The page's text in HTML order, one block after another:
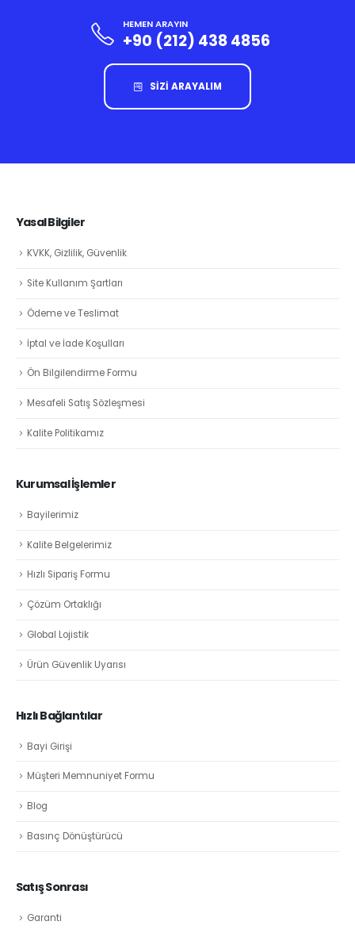
HEMEN ARAYIN
+90 (212) 438 4856
SİZİ ARAYALIM
Yasal Bilgiler
KVKK, Gizlilik, Güvenlik
Site Kullanım Şartları
Ödeme ve Teslimat
İptal ve İade Koşulları
Ön Bilgilendirme Formu
Mesafeli Satış Sözleşmesi
Kalite Politikamız
Kurumsal İşlemler
Bayilerimiz
Kalite Belgelerimiz
Hızlı Sipariş Formu
Çözüm Ortaklığı
Global Lojistik
Ürün Güvenlik Uyarısı
Hızlı Bağlantılar
Bayi Girişi
Müşteri Memnuniyet Formu
Blog
Basınç Dönüştürücü
Satış Sonrası
Garanti